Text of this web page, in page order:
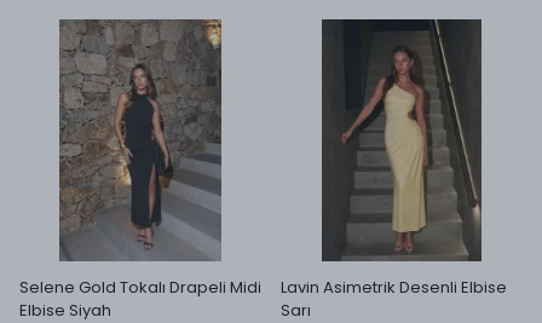
Selene Gold Tokalı Drapeli Midi
Elbise Siyah
Lavin Asimetrik Desenli Elbise
Sarı